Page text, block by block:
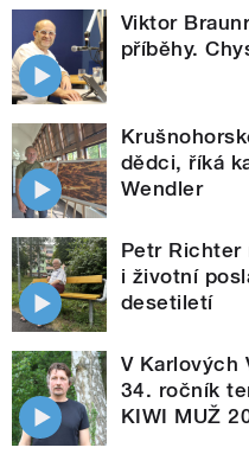
Viktor
příběhy.
dědci, říká
Wendler
Petr Richter
i životní
desetiletí
V Karlových
34. ročník
KIWI MUŽ